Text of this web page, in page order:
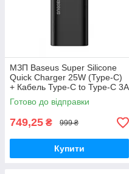
МЗП Baseus Super Silicone
Quick Charger 25W (Type-C)
+ Кабель Type-C to Type-C 3A
(1m) black
Готово до відправки
749,25 ₴ 999 ₴
Купити